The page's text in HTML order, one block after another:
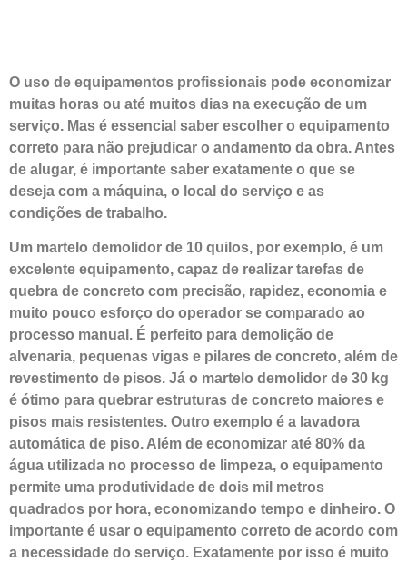
O uso de equipamentos profissionais pode economizar
muitas horas ou até muitos dias na execução de um
serviço. Mas é essencial saber escolher o equipamento
correto para não prejudicar o andamento da obra. Antes
de alugar, é importante saber exatamente o que se
deseja com a máquina, o local do serviço e as
condições de trabalho.
Um martelo demolidor de 10 quilos, por exemplo, é um
excelente equipamento, capaz de realizar tarefas de
quebra de concreto com precisão, rapidez, economia e
muito pouco esforço do operador se comparado ao
processo manual. É perfeito para demolição de
alvenaria, pequenas vigas e pilares de concreto, além de
revestimento de pisos. Já o martelo demolidor de 30 kg
é ótimo para quebrar estruturas de concreto maiores e
pisos mais resistentes. Outro exemplo é a lavadora
automática de piso. Além de economizar até 80% da
água utilizada no processo de limpeza, o equipamento
permite uma produtividade de dois mil metros
quadrados por hora, economizando tempo e dinheiro. O
importante é usar o equipamento correto de acordo com
a necessidade do serviço. Exatamente por isso é muito